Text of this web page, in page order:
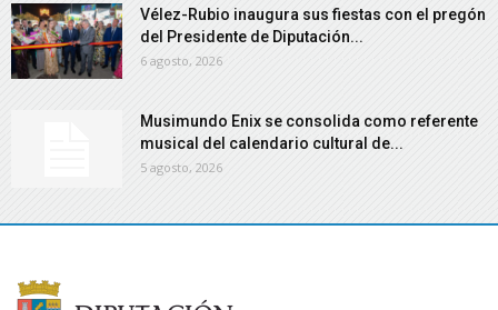
Vélez-Rubio inaugura sus fiestas con el pregón
del Presidente de Diputación...
6 agosto, 2026
Musimundo Enix se consolida como referente
musical del calendario cultural de...
5 agosto, 2026